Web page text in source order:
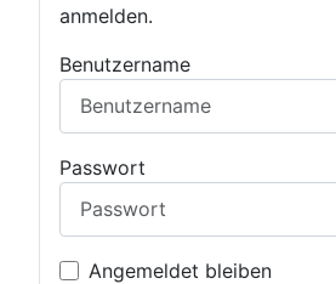
anmelden.
Benutzername
Passwort
Angemeldet bleiben